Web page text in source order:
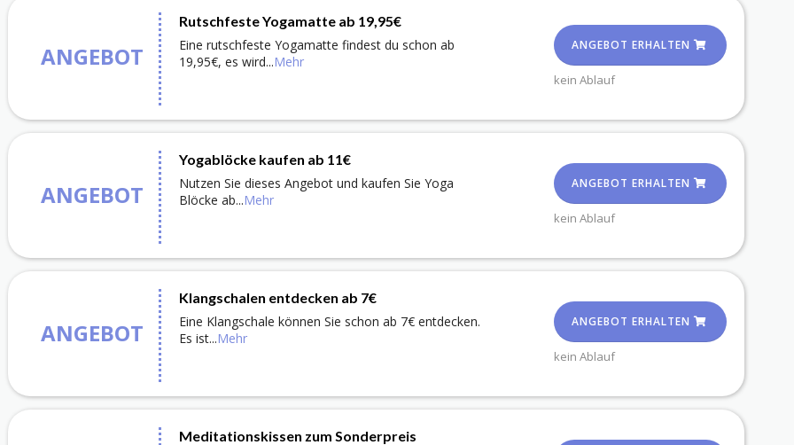
ANGEBOT
Rutschfeste Yogamatte ab 19,95€
Eine rutschfeste Yogamatte findest du schon ab
19,95€, es wird...Mehr
ANGEBOT ERHALTEN
kein Ablauf
ANGEBOT
Yogablöcke kaufen ab 11€
Nutzen Sie dieses Angebot und kaufen Sie Yoga
Blöcke ab...Mehr
ANGEBOT ERHALTEN
kein Ablauf
ANGEBOT
Klangschalen entdecken ab 7€
Eine Klangschale können Sie schon ab 7€ entdecken.
Es ist...Mehr
ANGEBOT ERHALTEN
kein Ablauf
Meditationskissen zum Sonderpreis